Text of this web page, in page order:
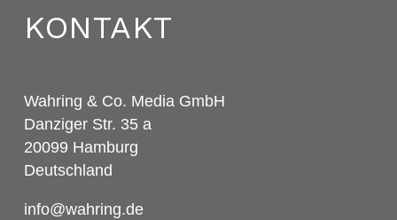
KONTAKT
Wahring & Co. Media GmbH
Danziger Str. 35 a
20099 Hamburg
Deutschland
info@wahring.de